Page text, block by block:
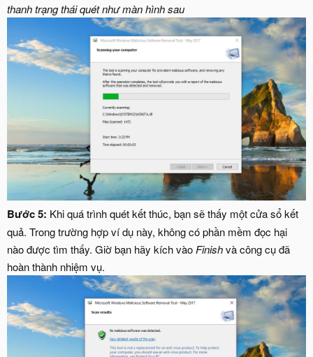
thanh trạng thái quét như màn hình sau
Bước 5: Khi quá trình quét kết thúc, bạn sẽ thấy một cửa sổ kết
quả. Trong trường hợp ví dụ này, không có phần mềm đọc hại
nào được tìm thấy. Giờ bạn hãy kích vào Finishvà công cụ đã
hoàn thành nhiệm vụ.